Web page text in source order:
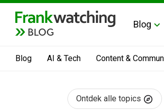
BLOG
Blog
Blog AI & Tech Content &
Ontdek alle topics